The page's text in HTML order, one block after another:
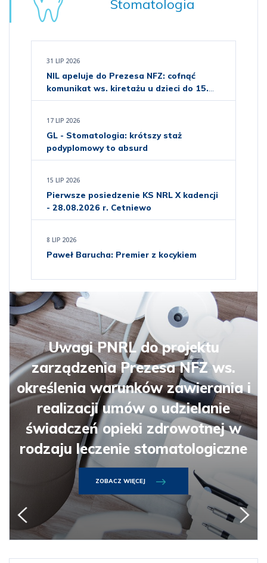
Uwagi PNRL do projektu
zarządzenia Prezesa NFZ ws.
określenia warunków zawierania i
realizacji umów o udzielanie
świadczeń opieki zdrowotnej w
rodzaju leczenie stomatologiczne
ZOBACZ WIĘCEJ
Stomatologia
31 LIP 2026
NIL apeluje do Prezesa NFZ: cofnąć
komunikat ws. kiretażu u dzieci do 15.
roku życia
17 LIP 2026
GL - Stomatologia: krótszy staż
podyplomowy to absurd
15 LIP 2026
Pierwsze posiedzenie KS NRL X kadencji
- 28.08.2026 r. Cetniewo
8 LIP 2026
Paweł Barucha: Premier z kocykiem